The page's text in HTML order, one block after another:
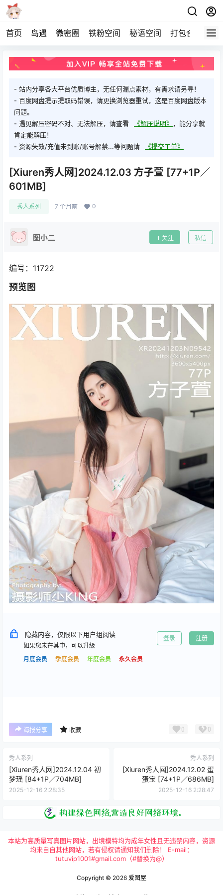
首页 岛遇 微密圈 铁粉空间 秘语空间 打包合集 关
- 站内分享各大平台优质博主，无任何漏点素材，有需求请另寻！
- 百度网盘提示提取码错误，请更换浏览器重试，这是百度网盘版本
问题。
- 遇见解压密码不对、无法解压，请查看
《解压说明》 ，能分享就
肯定能解压！
- 资源失效/充值未到账/账号解禁...等问题请
《提交工单》
[Xiuren秀人网]2024.12.03 方子萱 [77+1P／
601MB]
秀人系列 7 个月前 0
图小二 关注 私信
编号：11722
预览图
隐藏内容，仅限以下用户组阅读
如果您未在其中，可以升级
月度会员
季度会员 年度会员 永久会员
登录 注册
海报分享 收藏 0 0
秀人系列
[Xiuren秀人网]2024.12.04 初
梦瑶 [84+1P／704MB]
2025-12-16 2:28:35
秀人系列
[Xiuren秀人网]2024.12.02 蛋
蛋宝 [74+1P／686MB]
2025-12-16 2:28:47
本站为高质量写真图片网站，出境模特均为成年女性且无违禁内容，资源
均来自自其他网站，若有侵权请通知我们删除！ E-mail：
tutuvip1001#gmail.com（#替换为@）
Copyright © 2026 爱图屋